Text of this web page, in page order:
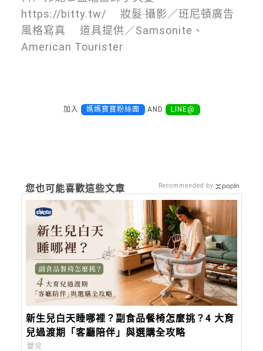
https://bitty.tw/ 妝髮‧攝影／班尼頓廣告
風格寫真 道具提供／Samsonite、
American Tourister
加入 媽媽寶寶粉絲團 AND LINE@
您也可能喜歡這些文章
新生兒白天睡哪裡？副食品餐椅怎麼挑？4 大育
兒過渡期「客廳陪伴」與選購全攻略
嬰兒
Recommended by